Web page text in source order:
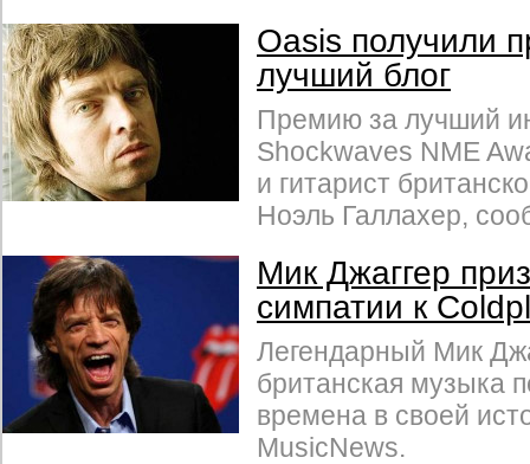
Oasis получили
лучший блог
Премию за лучший
Shockwaves NME
и гитарист
Ноэль Галлахер,
Мик Джаггер
симпатии к
Легендарный Мик
британская музыка
времена в своей
MusicNews.